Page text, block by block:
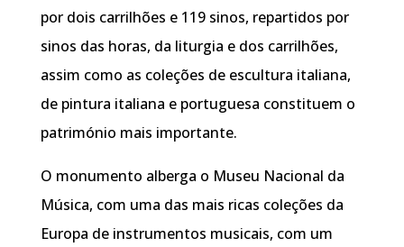
por dois carrilhões e 119 sinos, repartidos por
sinos das horas, da liturgia e dos carrilhões,
assim como as coleções de escultura italiana,
de pintura italiana e portuguesa constituem o
património mais importante.
O monumento alberga o Museu Nacional da
Música, com uma das mais ricas coleções da
Europa de instrumentos musicais, com um